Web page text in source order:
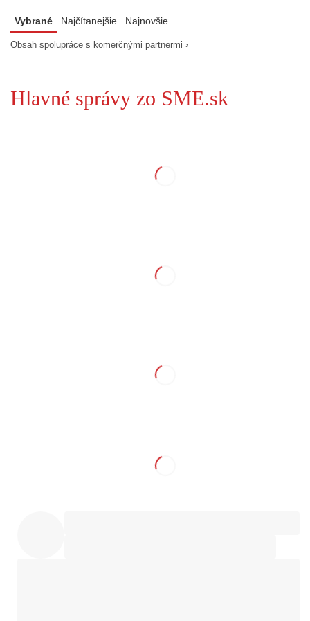
Vybrané Najčítanejšie Najnovšie
Obsah spolupráce s komerčnými partnermi ›
Hlavné správy zo SME.sk